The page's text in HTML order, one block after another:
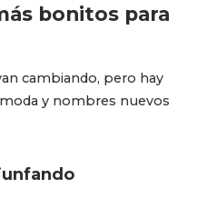
bonitos para
cambiando, pero hay
y nombres nuevos